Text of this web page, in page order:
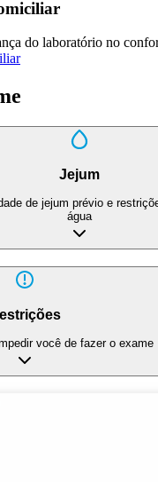
do laboratório no
Jejum
de jejum prévio e
água
você de fazer o exame